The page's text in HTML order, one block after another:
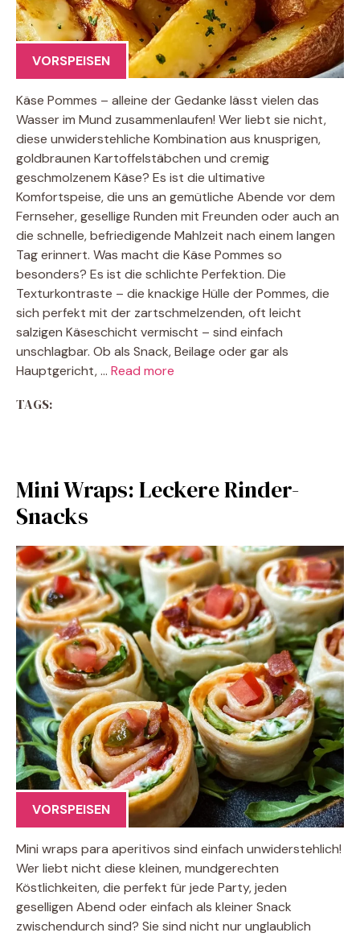
VORSPEISEN
Käse Pommes – alleine der Gedanke lässt vielen das
Wasser im Mund zusammenlaufen! Wer liebt sie nicht,
diese unwiderstehliche Kombination aus knusprigen,
goldbraunen Kartoffelstäbchen und cremig
geschmolzenem Käse? Es ist die ultimative
Komfortspeise, die uns an gemütliche Abende vor dem
Fernseher, gesellige Runden mit Freunden oder auch an
die schnelle, befriedigende Mahlzeit nach einem langen
Tag erinnert. Was macht die Käse Pommes so
besonders? Es ist die schlichte Perfektion. Die
Texturkontraste – die knackige Hülle der Pommes, die
sich perfekt mit der zartschmelzenden, oft leicht
salzigen Käseschicht vermischt – sind einfach
unschlagbar. Ob als Snack, Beilage oder gar als
Hauptgericht, … Read more
TAGS:
Mini Wraps: Leckere Rinder-
Snacks
VORSPEISEN
Mini wraps para aperitivos sind einfach unwiderstehlich!
Wer liebt nicht diese kleinen, mundgerechten
Köstlichkeiten, die perfekt für jede Party, jeden
geselligen Abend oder einfach als kleiner Snack
zwischendurch sind? Sie sind nicht nur unglaublich